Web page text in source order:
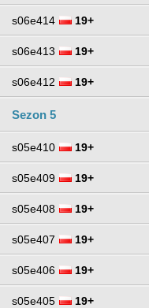
s06e414 19+
s06e413 19+
s06e412 19+
Sezon 5
s05e410 19+
s05e409 19+
s05e408 19+
s05e407 19+
s05e406 19+
s05e405 19+